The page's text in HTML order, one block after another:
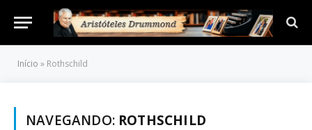
Início » Rothschild
NAVEGANDO: ROTHSCHILD